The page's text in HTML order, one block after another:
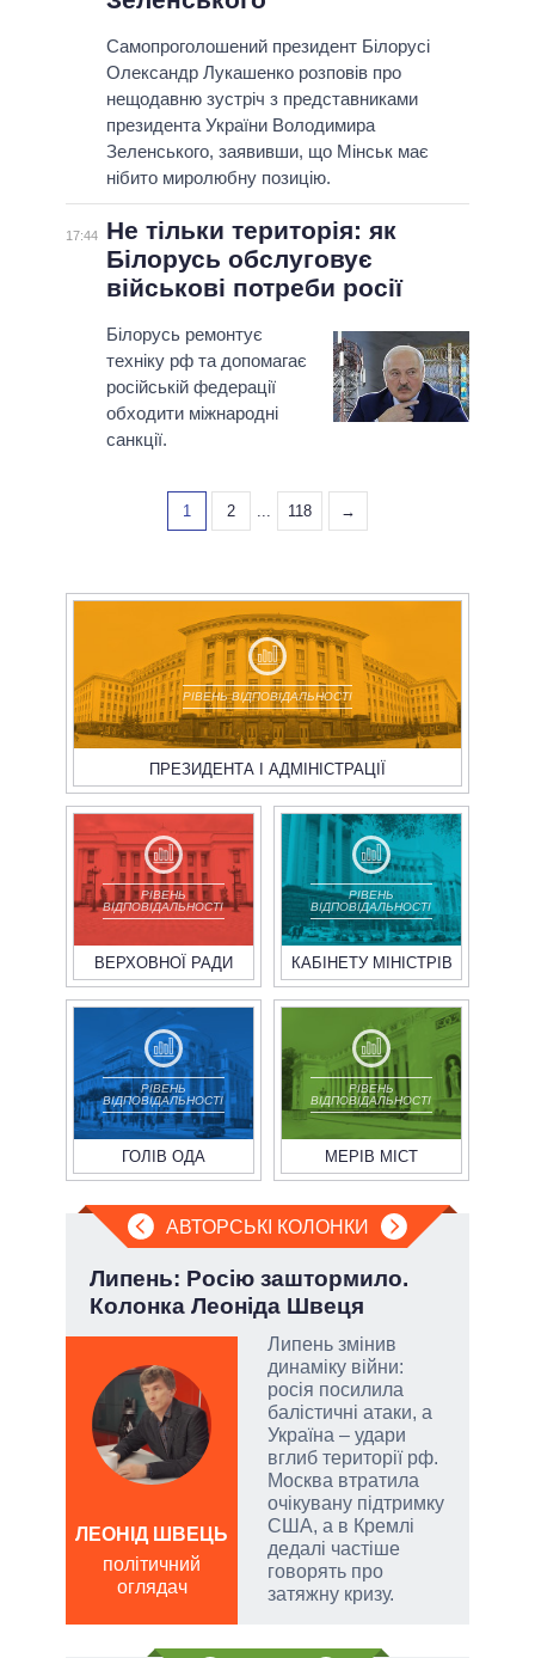
Самопроголошений президент Білорусі
Олександр Лукашенко розповів про
нещодавню зустріч з представниками
президента України Володимира
Зеленського, заявивши, що Мінськ має
нібито миролюбну позицію.
17:44
Не тільки територія: як
Білорусь обслуговує
військові потреби росії
Білорусь ремонтує
техніку рф та допомагає
російській федерації
обходити міжнародні
санкції.
1 2 ... 118 →
РІВЕНЬ ВІДПОВІДАЛЬНОСТІ
ПРЕЗИДЕНТА І АДМІНІСТРАЦІЇ
РІВЕНЬ
ВІДПОВІДАЛЬНОСТІ
ВЕРХОВНОЇ РАДИ
РІВЕНЬ
ВІДПОВІДАЛЬНОСТІ
КАБІНЕТУ МІНІСТРІВ
РІВЕНЬ
ВІДПОВІДАЛЬНОСТІ
ГОЛІВ ОДА
РІВЕНЬ
ВІДПОВІДАЛЬНОСТІ
МЕРІВ МІСТ
АВТОРСЬКІ КОЛОНКИ
Липень: Росію заштормило.
Колонка Леоніда Швеця
Липень змінив
динаміку війни:
росія посилила
балістичні атаки, а
Україна – удари
вглиб території рф.
Москва втратила
очікувану підтримку
США, а в Кремлі
дедалі частіше
говорять про
затяжну кризу.
ЛЕОНІД ШВЕЦЬ
політичний
оглядач